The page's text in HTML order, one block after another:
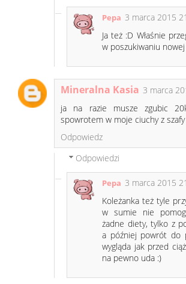
Pepa 3 marca 2015
Ja też :D Właśnie
w poszukiwaniu
Mineralna Kasia 3 marca
ja na razie musze zgubic
spowrotem w moje ciuchy z
Odpowiedz
Odpowiedzi
Pepa 3 marca 2015
Koleżanka też tyle
w sumie nie
żadne diety, tylko z
a później powrót do
wygląda jak przed
na pewno uda :)